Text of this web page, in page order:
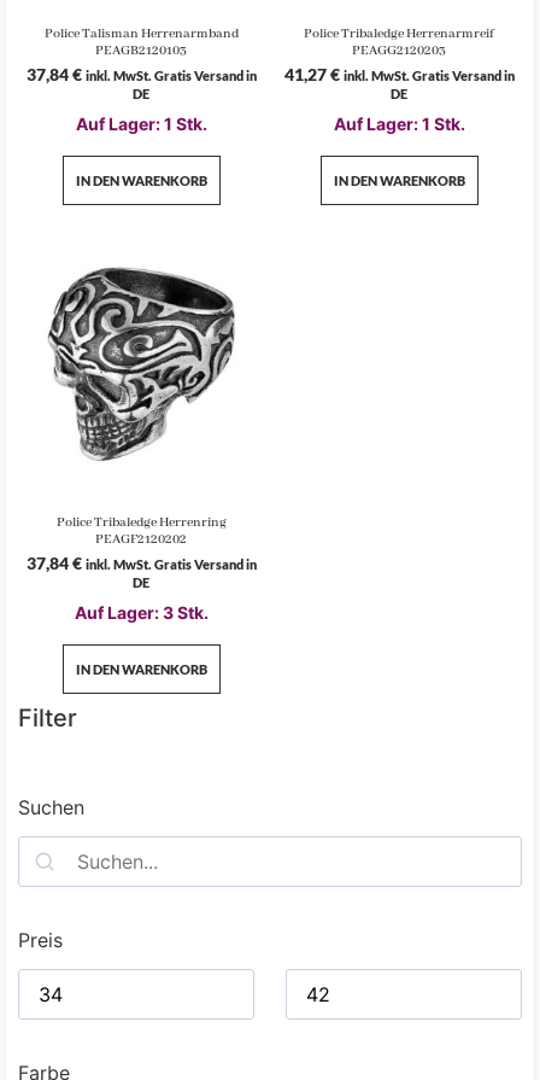
Police Talisman Herrenarmband
PEAGB2120103
37,84€ inkl. MwSt. Gratis Versand in
DE
Auf Lager: 1 Stk.
IN DEN WARENKORB
Police Tribaledge Herrenarmreif
PEAGG2120203
41,27€ inkl. MwSt. Gratis Versand in
DE
Auf Lager: 1 Stk.
IN DEN WARENKORB
Police Tribaledge Herrenring
PEAGF2120202
37,84€ inkl. MwSt. Gratis Versand in
DE
Auf Lager: 3 Stk.
IN DEN WARENKORB
Filter
Suchen
Preis
Farbe